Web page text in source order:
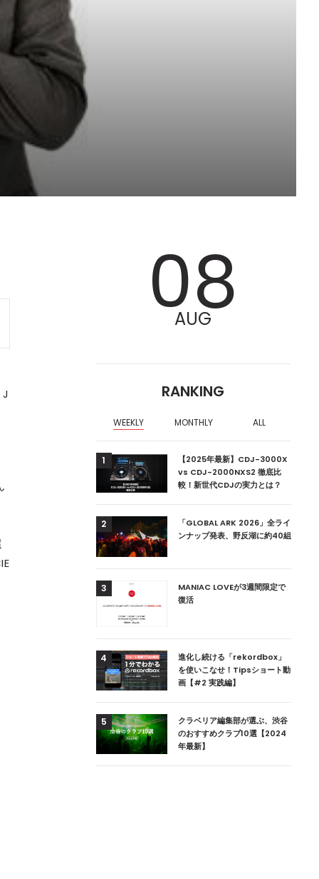
08
AUG
RANKING
WEEKLY MONTHLY ALL
ンドの新首相は元
1
【2025年最新】CDJ-3000X
vs CDJ-2000NXS2 徹底比
較！新世代CDJの実力とは？
2
「GLOBAL ARK 2026」全ライ
ンナップ発表、野反湖に約40組
3
MANIAC LOVEが3週間限定で
復活
4
進化し続ける「rekordbox」
を使いこなせ！Tipsショート動
画【#2 実践編】
5
クラベリア編集部が選ぶ、渋谷
のおすすめクラブ10選【2024
年最新】